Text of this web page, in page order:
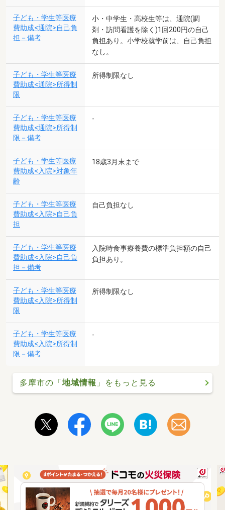
子ども・学生等医療
費助成<通院>自己負
担－備考
小・中学生・高校生等は、通院(調
剤・訪問看護を除く)1回200円の自己
負担あり。小学校就学前は、自己負担
なし。
子ども・学生等医療
費助成<通院>所得制
限
所得制限なし
子ども・学生等医療
費助成<通院>所得制
限－備考
-
子ども・学生等医療
費助成<入院>対象年
齢
18歳3月末まで
子ども・学生等医療
費助成<入院>自己負
担
自己負担なし
子ども・学生等医療
費助成<入院>自己負
担－備考
入院時食事療養費の標準負担額の自己
負担あり。
子ども・学生等医療
費助成<入院>所得制
限
所得制限なし
子ども・学生等医療
費助成<入院>所得制
限－備考
-
多摩市の「地域情報 」をもっと見る